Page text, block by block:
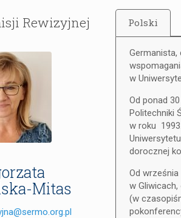
Rewizyjnej
Mitas
Polski
w
Od ponad
Politechniki
w roku
dorocznej
Od
w Gliwicach,
(w